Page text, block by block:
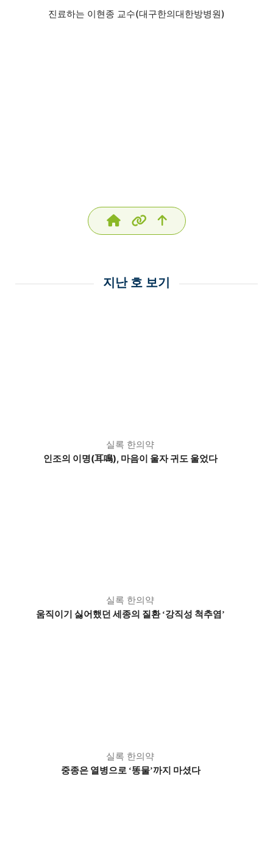
진료하는 이현종 교수(대구한의대한방병원)
지난 호 보기
실록 한의약
인조의 이명(耳鳴), 마음이 울자 귀도 울었다
실록 한의약
움직이기 싫어했던 세종의 질환 ‘강직성 척추염’
실록 한의약
중종은 열병으로 ‘똥물’까지 마셨다